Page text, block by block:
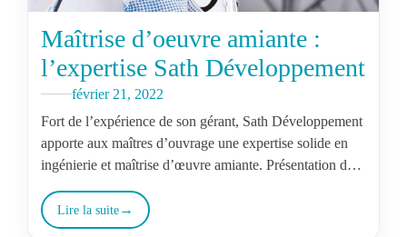
Maîtrise d’oeuvre amiante :
l’expertise Sath Développement
février 21, 2022
Fort de l’expérience de son gérant, Sath Développement
apporte aux maîtres d’ouvrage une expertise solide en
ingénierie et maîtrise d’œuvre amiante. Présentation de
Lire la suite